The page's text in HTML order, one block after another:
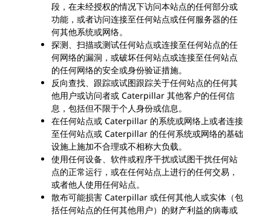
段，在未经授权的情况下访问本站点的任何部分或
功能，或者访问连接至任何站点或任何服务器的任
何其他系统或网络。
探测、扫描或测试任何站点或连接至任何站点的任
何网络的漏洞，或破坏任何站点或连接至任何站点
的任何网络的安全或身份验证措施。
反向查找、跟踪或试图跟踪关于任何站点的任何其
他用户或访问者或 Caterpillar 其他客户的任何信
息，包括但不限于个人身份或信息。
在任何站点或 Caterpillar 的系统或网络上或者连接
至任何站点或 Caterpillar 的任何系统或网络的基础
设施上施加不合理或不相称大负载。
使用任何设备、软件或程序干扰或试图干扰任何站
点的正常运行，或在任何站点上进行的任何交易，
或者他人使用任何站点。
散布可能损害 Caterpillar 或任何其他人或实体（包
括任何站点的任何其他用户）的财产利益的病毒或